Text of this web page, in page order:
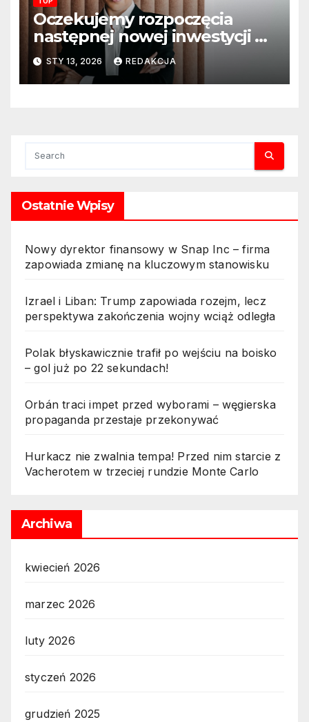
Oczekujemy rozpoczęcia
następnej nowej inwestycji w
ciągu najbliższego półrocza
STY 13, 2026 REDAKCJA
Ostatnie Wpisy
Nowy dyrektor finansowy w Snap Inc – firma
zapowiada zmianę na kluczowym stanowisku
Izrael i Liban: Trump zapowiada rozejm, lecz
perspektywa zakończenia wojny wciąż odległa
Polak błyskawicznie trafił po wejściu na boisko
– gol już po 22 sekundach!
Orbán traci impet przed wyborami – węgierska
propaganda przestaje przekonywać
Hurkacz nie zwalnia tempa! Przed nim starcie z
Vacherotem w trzeciej rundzie Monte Carlo
Archiwa
kwiecień 2026
marzec 2026
luty 2026
styczeń 2026
grudzień 2025